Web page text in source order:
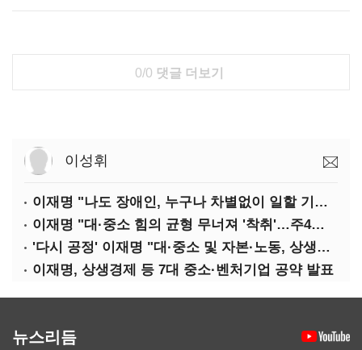
0/0 댓글 더보기
이성휘
이재명 "나도 장애인, 누구나 차별없이 일할 기회 중요"
이재명 "대·중소 힘의 균형 무너져 '착취'…주4일제, 가야할 길"
'다시 공정' 이재명 "대·중소 및 자본·노동, 상생하는 공정한 성장"
이재명, 상생경제 등 7대 중소·벤처기업 공약 발표
뉴스리듬